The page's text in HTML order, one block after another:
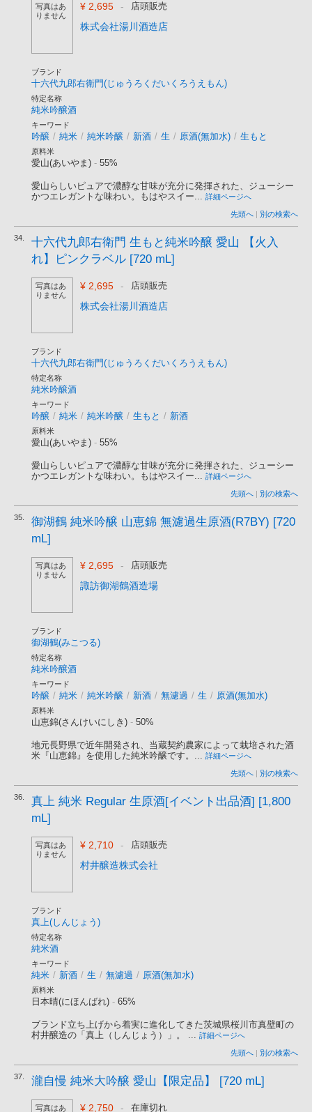
写真はあ
りません
¥ 2,695 - 店頭販売
株式会社湯川酒造店
ブランド
十六代九郎右衛門(じゅうろくだいくろうえもん)
特定名称
純米吟醸酒
キーワード
吟醸 / 純米 / 純米吟醸 / 新酒 / 生 / 原酒(無加水) / 生もと
原料米
愛山(あいやま) - 55%
愛山らしいピュアで濃醇な甘味が充分に発揮された、ジューシー
かつエレガントな味わい。もはやスイー... 詳細ページへ
先頭へ | 別の検索へ
34.
十六代九郎右衛門 生もと純米吟醸 愛山 【火入
れ】ピンクラベル [720 mL]
写真はあ
りません
¥ 2,695 - 店頭販売
株式会社湯川酒造店
ブランド
十六代九郎右衛門(じゅうろくだいくろうえもん)
特定名称
純米吟醸酒
キーワード
吟醸 / 純米 / 純米吟醸 / 生もと / 新酒
原料米
愛山(あいやま) - 55%
愛山らしいピュアで濃醇な甘味が充分に発揮された、ジューシー
かつエレガントな味わい。もはやスイー... 詳細ページへ
先頭へ | 別の検索へ
35.
御湖鶴 純米吟醸 山恵錦 無濾過生原酒(R7BY) [720
mL]
写真はあ
りません
¥ 2,695 - 店頭販売
諏訪御湖鶴酒造場
ブランド
御湖鶴(みこつる)
特定名称
純米吟醸酒
キーワード
吟醸 / 純米 / 純米吟醸 / 新酒 / 無濾過 / 生 / 原酒(無加水)
原料米
山恵錦(さんけいにしき) - 50%
地元長野県で近年開発され、当蔵契約農家によって栽培された酒
米『山恵錦』を使用した純米吟醸です。... 詳細ページへ
先頭へ | 別の検索へ
36.
真上 純米 Regular 生原酒[イベント出品酒] [1,800
mL]
写真はあ
りません
¥ 2,710 - 店頭販売
村井醸造株式会社
ブランド
真上(しんじょう)
特定名称
純米酒
キーワード
純米 / 新酒 / 生 / 無濾過 / 原酒(無加水)
原料米
日本晴(にほんばれ) - 65%
ブランド立ち上げから着実に進化してきた茨城県桜川市真壁町の
村井醸造の「真上（しんじょう）」。 ... 詳細ページへ
先頭へ | 別の検索へ
37. 瀧自慢 純米大吟醸 愛山【限定品】 [720 mL]
写真はあ ¥ 2,750 - 在庫切れ